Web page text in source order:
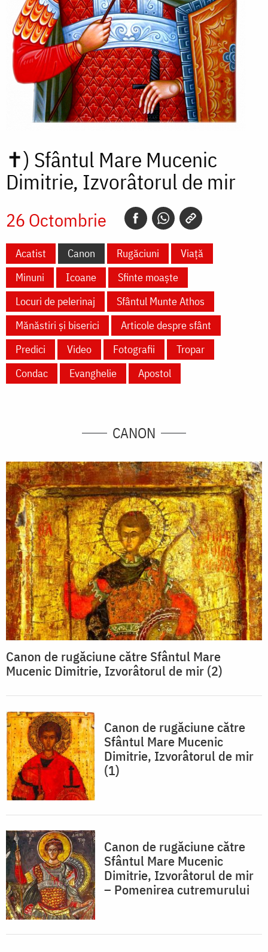
✝) Sfântul Mare Mucenic
Dimitrie, Izvorâtorul de mir
26 Octombrie
Acatist Canon Rugăciuni
Viață
Minuni
Icoane
Sfinte moaște
Locuri de pelerinaj
Sfântul Munte Athos
Mănăstiri și biserici
Articole despre sfânt
Predici
Video Fotografii
Tropar
Condac
Evanghelie Apostol
CANON
Canon de rugăciune către Sfântul Mare
Mucenic Dimitrie, Izvorâtorul de mir (2)
Canon de rugăciune către
Sfântul Mare Mucenic
Dimitrie, Izvorâtorul de mir
(1)
Canon de rugăciune către
Sfântul Mare Mucenic
Dimitrie, Izvorâtorul de mir
– Pomenirea cutremurului